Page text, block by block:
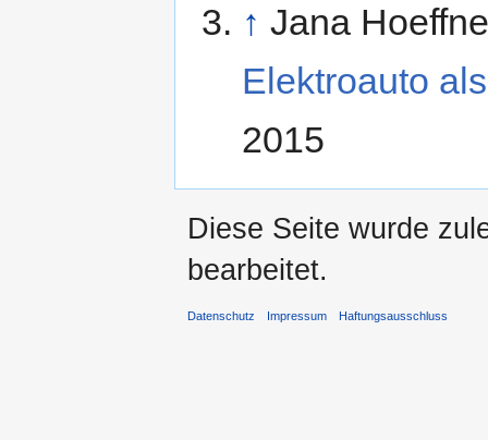
↑ Jana
Elektroauto
2015
Diese Seite wurde
bearbeitet.
Datenschutz Impressum Haftungsausschluss